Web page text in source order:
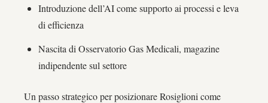
Introduzione dell’AI come supporto ai processi e leva
di efficienza
Nascita di Osservatorio Gas Medicali, magazine
indipendente sul settore
Un passo strategico per posizionare Rosiglioni come